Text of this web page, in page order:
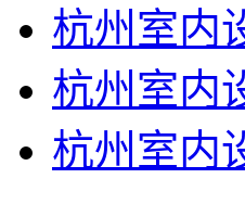
杭州室内
杭州室内
杭州室内